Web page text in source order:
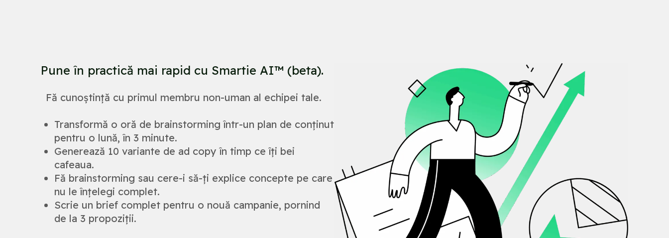
Pune în practică mai rapid cu Smartie AI™ (beta).
Fă cunoștință cu primul membru non-uman al echipei tale.
Transformă o oră de brainstorming într-un plan de conținut
pentru o lună, în 3 minute.
Generează 10 variante de ad copy în timp ce îți bei
cafeaua.
Fă brainstorming sau cere-i să-ți explice concepte pe care
nu le înțelegi complet.
Scrie un brief complet pentru o nouă campanie, pornind
de la 3 propoziții.